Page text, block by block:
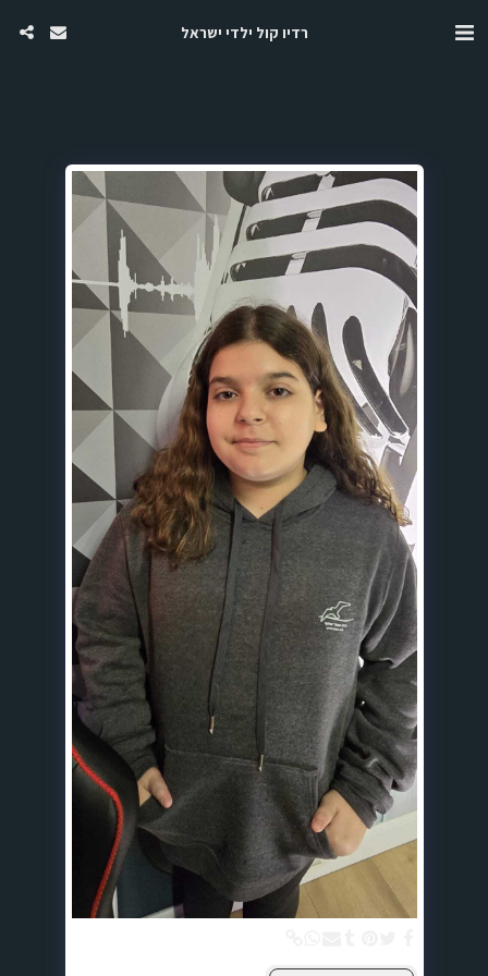
רדיו קול ילדי ישראל